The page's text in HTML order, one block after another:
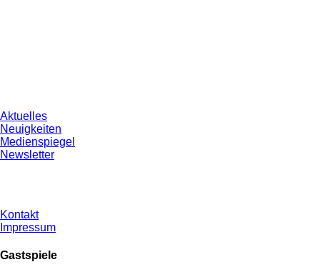
Aktuelles
Neuigkeiten
Medienspiegel
Newsletter
Kontakt
Impressum
Gastspiele